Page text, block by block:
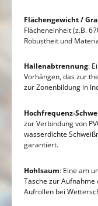
Flächengewicht /
Flächeneinheit (z.B.
Robustheit und
Hallenabtrennung:
Vorhängen, das zur
zur Zonenbildung in
Hochfrequenz-
zur Verbindung von
wasserdichte
garantiert.
Hohlsaum: Eine am
Tasche zur
Aufrollen bei